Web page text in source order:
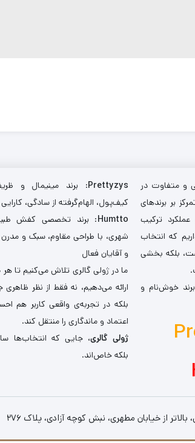
و متفاوت در
بر برندهای
ترکیب
که انتخاب
بلکه بخشی
خوش‌نام و
Prettyzys: برند مینیمال و
کیف‌پول، الهام‌گرفته از سادگی،
Humtto: برند تخصصی کفش
شهری، با طراحی مقاوم، سبک و مدرن
و آقایان فعال
ما در ژولی گالری تلاش می‌کنیم تا
ارائه می‌دهیم، نه فقط از نظر
بلکه در تجربه‌ی واقعی کاربر هم
اعتماد و ماندگاری را منتقل کند.
ژولی گالری، جایی که انتخاب‌ها
بلکه خاص‌اند.
از خیابان مطهری، نبش کوچه آزادی، پلاک 276